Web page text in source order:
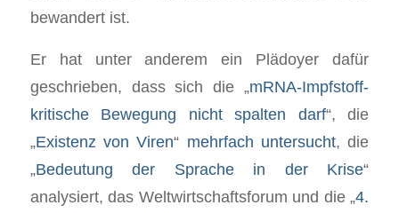
bewandert ist.
Er hat unter anderem ein Plädoyer dafür
geschrieben, dass sich die „mRNA-Impfstoff-
kritische Bewegung nicht spalten darf“, die
„Existenz von Viren“ mehrfach untersucht, die
„Bedeutung der Sprache in der Krise“
analysiert, das Weltwirtschaftsforum und die „4.